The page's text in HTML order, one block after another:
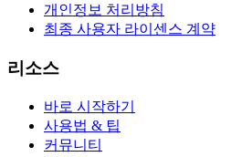
개인정보 처리방침
최종 사용자 라이센스 계약
리소스
바로 시작하기
사용법 & 팁
커뮤니티